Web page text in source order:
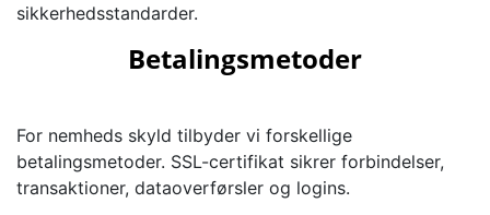
sikkerhedsstandarder.
Betalingsmetoder
For nemheds skyld tilbyder vi forskellige
betalingsmetoder. SSL-certifikat sikrer forbindelser,
transaktioner, dataoverførsler og logins.